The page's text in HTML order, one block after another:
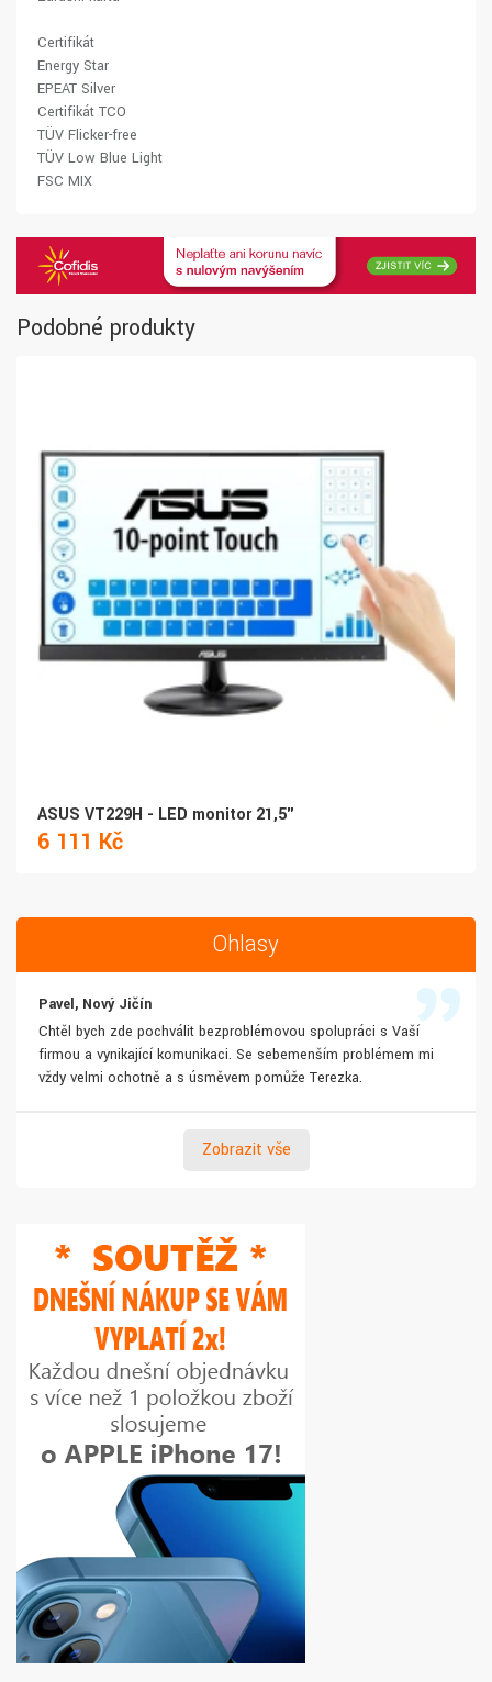
Certifikát
Energy Star
EPEAT Silver
Certifikát TCO
TÜV Flicker-free
TÜV Low Blue Light
FSC MIX
Podobné produkty
ASUS VT229H - LED monitor 21,5"
6 111 Kč
Ohlasy
Pavel, Nový Jičín
Chtěl bych zde pochválit bezproblémovou spolupráci s Vaší
firmou a vynikající komunikaci. Se sebemenším problémem mi
vždy velmi ochotně a s úsměvem pomůže Terezka.
Zobrazit vše